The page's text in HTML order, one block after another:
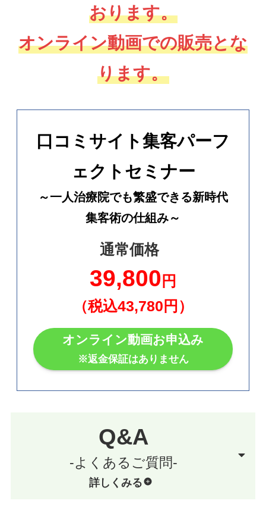
おります。
オンライン動画での販売とな
ります。
口コミサイト集客パーフ
ェクトセミナー
～一人治療院でも繁盛できる新時代
集客術の仕組み～
通常価格
39,800 円
（税込43,780円）
オンライン動画お申込み
※返金保証はありません
Q&A
-よくあるご質問-
詳しくみる